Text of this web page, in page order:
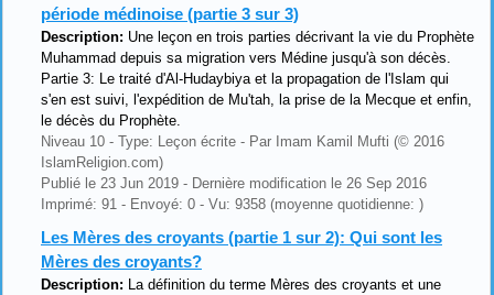
période médinoise (partie 3 sur 3)
Description: Une leçon en trois parties décrivant la vie du Prophète
Muhammad depuis sa migration vers Médine jusqu'à son décès.
Partie 3: Le traité d'Al-Hudaybiya et la propagation de l'Islam qui
s'en est suivi, l'expédition de Mu'tah, la prise de la Mecque et enfin,
le décès du Prophète.
Niveau 10 - Type: Leçon écrite - Par Imam Kamil Mufti (© 2016
IslamReligion.com)
Publié le 23 Jun 2019 - Dernière modification le 26 Sep 2016
Imprimé: 91 - Envoyé: 0 - Vu: 9358 (moyenne quotidienne: )
Les Mères des croyants (partie 1 sur 2): Qui sont les
Mères des croyants?
Description: La définition du terme Mères des croyants et une